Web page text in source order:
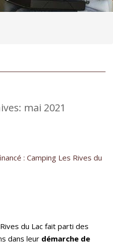
mai 2021
: Camping Les Rives du
du Lac fait parti des
dans leur démarche de